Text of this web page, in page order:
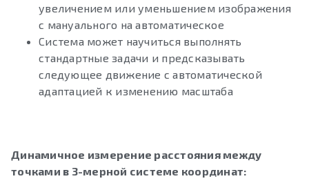
увеличением или уменьшением изображения
с мануального на автоматическое
Система может научиться выполнять
стандартные задачи и предсказывать
следующее движение с автоматической
адаптацией к изменению масштаба
Динамичное измерение расстояния между
точками в 3-мерной системе координат: